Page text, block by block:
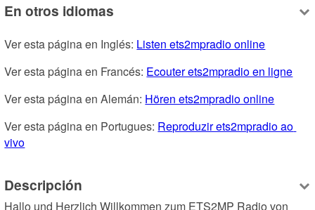
En otros idiomas
Ver esta página en Inglés: Listen ets2mpradio online
Ver esta página en Francés: Ecouter ets2mpradio en ligne
Ver esta página en Alemán: Hören ets2mpradio online
Ver esta página en Portugues: Reproduzir ets2mpradio ao
vivo
Descripción
Hallo und Herzlich Willkommen zum ETS2MP Radio von